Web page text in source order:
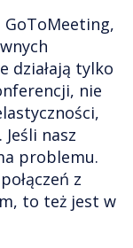
GoToMeeting,
działają tylko
nie
nasz
problemu.
z
to też jest w